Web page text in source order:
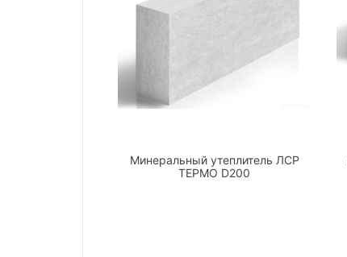
Минеральный утеплитель ЛСР
ТЕРМО D200